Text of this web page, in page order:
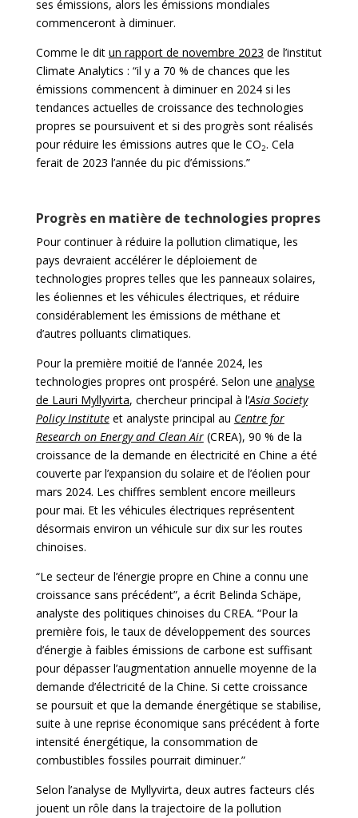
ses émissions, alors les émissions mondiales
commenceront à diminuer.
Comme le dit un rapport de novembre 2023 de l’institut
Climate Analytics : “il y a 70 % de chances que les
émissions commencent à diminuer en 2024 si les
tendances actuelles de croissance des technologies
propres se poursuivent et si des progrès sont réalisés
pour réduire les émissions autres que le CO2. Cela
ferait de 2023 l’année du pic d’émissions.”
Progrès en matière de technologies propres
Pour continuer à réduire la pollution climatique, les
pays devraient accélérer le déploiement de
technologies propres telles que les panneaux solaires,
les éoliennes et les véhicules électriques, et réduire
considérablement les émissions de méthane et
d’autres polluants climatiques.
Pour la première moitié de l’année 2024, les
technologies propres ont prospéré. Selon une analyse
de Lauri Myllyvirta, chercheur principal à l’Asia Society
Policy Instituteet analyste principal au Centre for
Research on Energy and Clean Air(CREA), 90 % de la
croissance de la demande en électricité en Chine a été
couverte par l’expansion du solaire et de l’éolien pour
mars 2024. Les chiffres semblent encore meilleurs
pour mai. Et les véhicules électriques représentent
désormais environ un véhicule sur dix sur les routes
chinoises.
“Le secteur de l’énergie propre en Chine a connu une
croissance sans précédent”, a écrit Belinda Schäpe,
analyste des politiques chinoises du CREA. “Pour la
première fois, le taux de développement des sources
d’énergie à faibles émissions de carbone est suffisant
pour dépasser l’augmentation annuelle moyenne de la
demande d’électricité de la Chine. Si cette croissance
se poursuit et que la demande énergétique se stabilise,
suite à une reprise économique sans précédent à forte
intensité énergétique, la consommation de
combustibles fossiles pourrait diminuer.”
Selon l’analyse de Myllyvirta, deux autres facteurs clés
jouent un rôle dans la trajectoire de la pollution